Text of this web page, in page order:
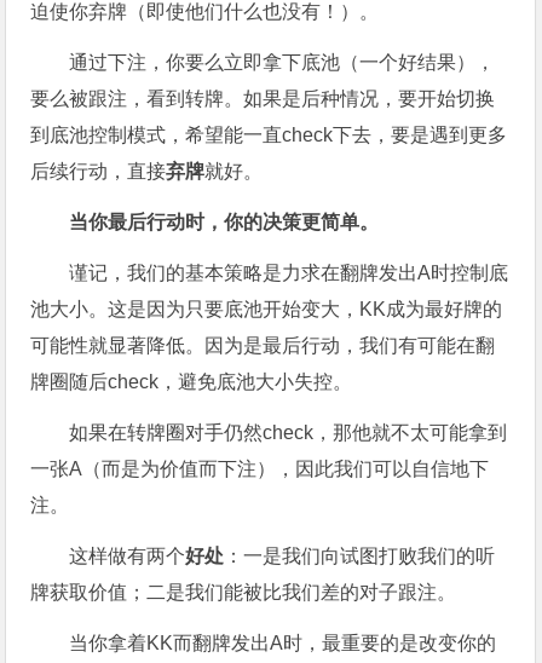
迫使你弃牌（即使他们什么也没有！）。
通过下注，你要么立即拿下底池（一个好结果），
要么被跟注，看到转牌。如果是后种情况，要开始切换
到底池控制模式，希望能一直check下去，要是遇到更多
后续行动，直接弃牌就好。
当你最后行动时，你的决策更简单。
谨记，我们的基本策略是力求在翻牌发出A时控制底
池大小。这是因为只要底池开始变大，KK成为最好牌的
可能性就显著降低。因为是最后行动，我们有可能在翻
牌圈随后check，避免底池大小失控。
如果在转牌圈对手仍然check，那他就不太可能拿到
一张A（而是为价值而下注），因此我们可以自信地下
注。
这样做有两个好处 ：一是我们向试图打败我们的听
牌获取价值；二是我们能被比我们差的对子跟注。
当你拿着KK而翻牌发出A时，最重要的是改变你的